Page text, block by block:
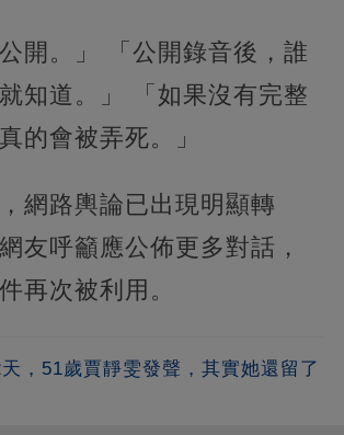
公開。」 「公開錄音後，誰
知道。」 「如果沒有完整
的會被弄死。」
網路輿論已出現明顯轉
友呼籲應公佈更多對話，
再次被利用。
，51歲賈靜雯發聲，其實她還留了